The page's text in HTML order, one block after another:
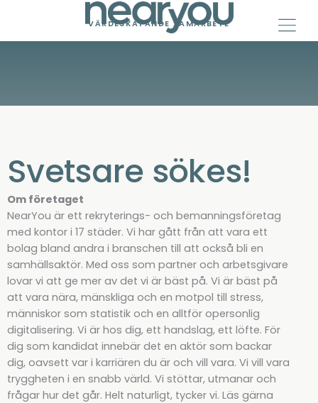
content
VÄRDESKAPANDE SAMARBETE
Svetsare sökes!
Om företaget
NearYou är ett rekryterings- och bemanningsföretag
med kontor i 17 städer. Vi har gått från att vara ett
bolag bland andra i branschen till att också bli en
samhällsaktör. Med oss som partner och arbetsgivare
lovar vi att ge mer av det vi är bäst på. Vi är bäst på
att vara nära, mänskliga och en motpol till stress,
människor som statistik och en alltför opersonlig
digitalisering. Vi är hos dig, ett handslag, ett löfte. För
dig som kandidat innebär det en aktör som backar
dig, oavsett var i karriären du är och vill vara. Vi vill vara
tryggheten i en snabb värld. Vi stöttar, utmanar och
frågar hur det går. Helt naturligt, tycker vi. Läs gärna